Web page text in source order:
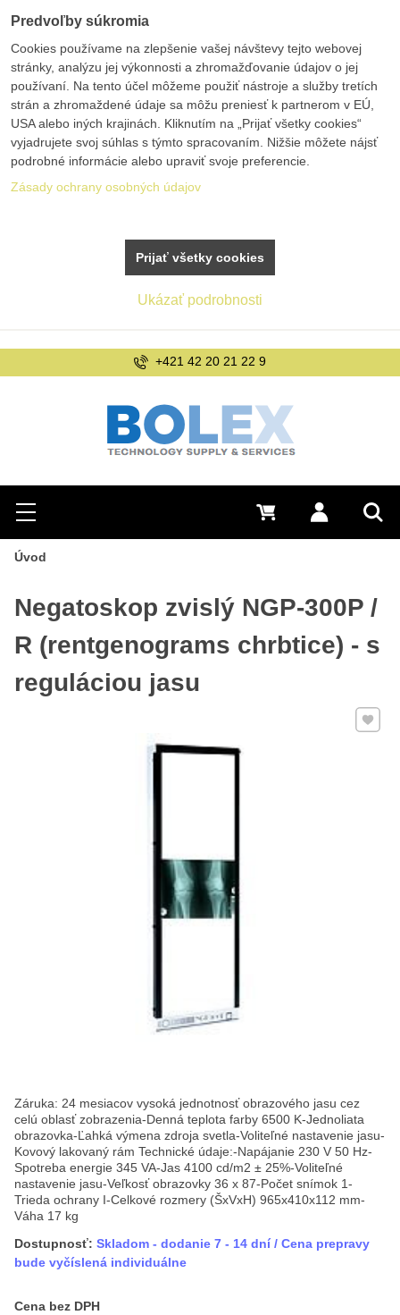
Hľadať
Menu Prihlásiť sa
0 €
Úvod
Negatoskop zvislý NGP-300P /
R (rentgenograms chrbtice) - s
reguláciou jasu
Záruka: 24 mesiacov vysoká jednotnosť obrazového jasu cez
celú oblasť zobrazenia-Denná teplota farby 6500 K-Jednoliata
obrazovka-Ľahká výmena zdroja svetla-Voliteľné nastavenie jasu-
Kovový lakovaný rám Technické údaje:-Napájanie 230 V 50 Hz-
Spotreba energie 345 VA-Jas 4100 cd/m2 ± 25%-Voliteľné
nastavenie jasu-Veľkosť obrazovky 36 x 87-Počet snímok 1-
Trieda ochrany I-Celkové rozmery (ŠxVxH) 965x410x112 mm-
Váha 17 kg
Pridať
Dostupnosť: Skladom - dodanie 7 - 14 dní / Cena prepravy
bude vyčíslená individuálne
Cena bez DPH
Cena s DPH
Predvoľby súkromia
Cookies používame na zlepšenie vašej návštevy tejto webovej
stránky, analýzu jej výkonnosti a zhromažďovanie údajov o jej
používaní. Na tento účel môžeme použiť nástroje a služby tretích
strán a zhromaždené údaje sa môžu preniesť k partnerom v EÚ,
USA alebo iných krajinách. Kliknutím na „Prijať všetky cookies“
vyjadrujete svoj súhlas s týmto spracovaním. Nižšie môžete nájsť
podrobné informácie alebo upraviť svoje preferencie.
Zásady ochrany osobných údajov
Ukázať podrobnosti
Prijať všetky cookies